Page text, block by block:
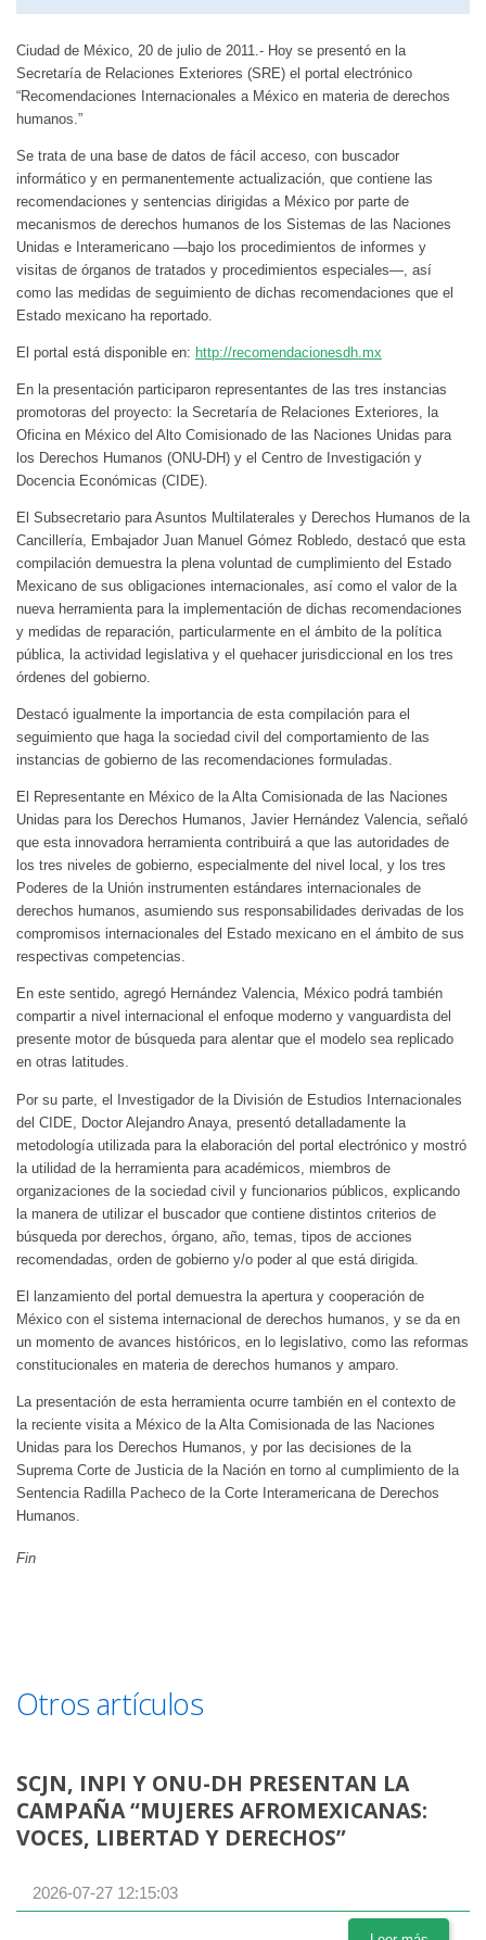
Ciudad de México, 20 de julio de 2011.- Hoy se presentó en la
Secretaría de Relaciones Exteriores (SRE) el portal electrónico
“Recomendaciones Internacionales a México en materia de derechos
humanos.”
Se trata de una base de datos de fácil acceso, con buscador
informático y en permanentemente actualización, que contiene las
recomendaciones y sentencias dirigidas a México por parte de
mecanismos de derechos humanos de los Sistemas de las Naciones
Unidas e Interamericano —bajo los procedimientos de informes y
visitas de órganos de tratados y procedimientos especiales—, así
como las medidas de seguimiento de dichas recomendaciones que el
Estado mexicano ha reportado.
El portal está disponible en: http://recomendacionesdh.mx
En la presentación participaron representantes de las tres instancias
promotoras del proyecto: la Secretaría de Relaciones Exteriores, la
Oficina en México del Alto Comisionado de las Naciones Unidas para
los Derechos Humanos (ONU-DH) y el Centro de Investigación y
Docencia Económicas (CIDE).
El Subsecretario para Asuntos Multilaterales y Derechos Humanos de la
Cancillería, Embajador Juan Manuel Gómez Robledo, destacó que esta
compilación demuestra la plena voluntad de cumplimiento del Estado
Mexicano de sus obligaciones internacionales, así como el valor de la
nueva herramienta para la implementación de dichas recomendaciones
y medidas de reparación, particularmente en el ámbito de la política
pública, la actividad legislativa y el quehacer jurisdiccional en los tres
órdenes del gobierno.
Destacó igualmente la importancia de esta compilación para el
seguimiento que haga la sociedad civil del comportamiento de las
instancias de gobierno de las recomendaciones formuladas.
El Representante en México de la Alta Comisionada de las Naciones
Unidas para los Derechos Humanos, Javier Hernández Valencia, señaló
que esta innovadora herramienta contribuirá a que las autoridades de
los tres niveles de gobierno, especialmente del nivel local, y los tres
Poderes de la Unión instrumenten estándares internacionales de
derechos humanos, asumiendo sus responsabilidades derivadas de los
compromisos internacionales del Estado mexicano en el ámbito de sus
respectivas competencias.
En este sentido, agregó Hernández Valencia, México podrá también
compartir a nivel internacional el enfoque moderno y vanguardista del
presente motor de búsqueda para alentar que el modelo sea replicado
en otras latitudes.
Por su parte, el Investigador de la División de Estudios Internacionales
del CIDE, Doctor Alejandro Anaya, presentó detalladamente la
metodología utilizada para la elaboración del portal electrónico y mostró
la utilidad de la herramienta para académicos, miembros de
organizaciones de la sociedad civil y funcionarios públicos, explicando
la manera de utilizar el buscador que contiene distintos criterios de
búsqueda por derechos, órgano, año, temas, tipos de acciones
recomendadas, orden de gobierno y/o poder al que está dirigida.
El lanzamiento del portal demuestra la apertura y cooperación de
México con el sistema internacional de derechos humanos, y se da en
un momento de avances históricos, en lo legislativo, como las reformas
constitucionales en materia de derechos humanos y amparo.
La presentación de esta herramienta ocurre también en el contexto de
la reciente visita a México de la Alta Comisionada de las Naciones
Unidas para los Derechos Humanos, y por las decisiones de la
Suprema Corte de Justicia de la Nación en torno al cumplimiento de la
Sentencia Radilla Pacheco de la Corte Interamericana de Derechos
Humanos.
Fin
Otros artículos
SCJN, INPI Y ONU-DH PRESENTAN LA
CAMPAÑA “MUJERES AFROMEXICANAS:
VOCES, LIBERTAD Y DERECHOS”
2026-07-27 12:15:03